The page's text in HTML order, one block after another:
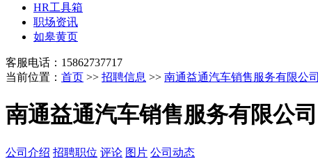
HR工具箱
职场资讯
如皋黄页
客服电话：15862737717
当前位置： 首页 >> 招聘信息 >> 南通益通汽车销售服务有限公司
南通益通汽车销售服务有限公司
公司介绍 招聘职位 评论 图片 公司动态